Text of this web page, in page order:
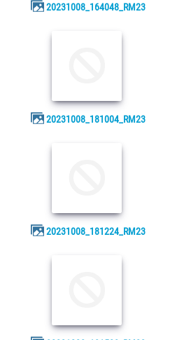
20231008_164048_RM23
20231008_181004_RM23
20231008_181224_RM23